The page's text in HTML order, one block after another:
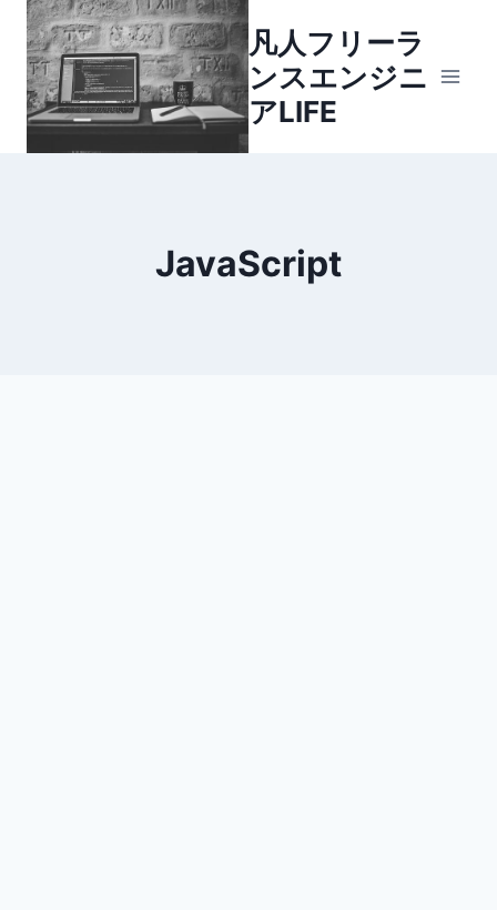
凡人フリーラ
ンスエンジニ
アLIFE
JavaScript